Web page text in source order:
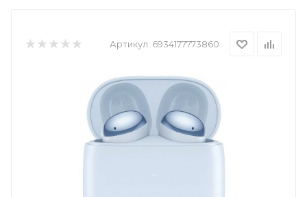
Артикул: 6934177773860